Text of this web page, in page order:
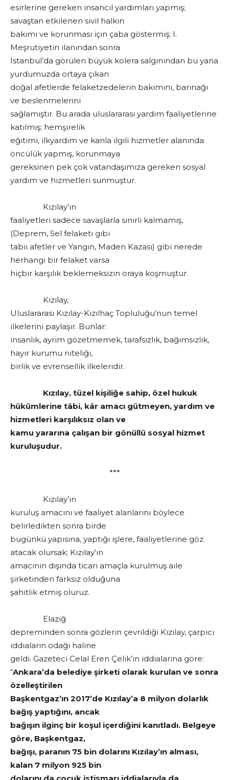
esirlerine gereken insancıl yardımları yapmış;
savaştan etkilenen sivil halkın
bakımı ve korunması için çaba göstermiş; I.
Meşrutiyetin ilanından sonra
İstanbul’da görülen büyük kolera salgınından bu yana
yurdumuzda ortaya çıkan
doğal afetlerde felaketzedelerin bakımını, barınağı
ve beslenmelerini
sağlamıştır. Bu arada uluslararası yardım faaliyetlerine
katılmış; hemşirelik
eğitimi, ilkyardım ve kanla ilgili hizmetler alanında
öncülük yapmış, korunmaya
gereksinen pek çok vatandaşımıza gereken sosyal
yardım ve hizmetleri sunmuştur.
Kızılay’ın
faaliyetleri sadece savaşlarla sınırlı kalmamış,
(Deprem, Sel felaketi gibi
tabii afetler ve Yangın, Maden Kazası) gibi nerede
herhangi bir felaket varsa
hiçbir karşılık beklemeksizin oraya koşmuştur.
Kızılay,
Uluslararası Kızılay-Kızılhaç Topluluğu’nun temel
ilkelerini paylaşır. Bunlar:
insanlık, ayrım gözetmemek, tarafsızlık, bağımsızlık,
hayır kurumu niteliği,
birlik ve evrensellik ilkeleridir.
Kızılay, tüzel kişiliğe sahip, özel hukuk
hükümlerine tâbi, kâr amacı gütmeyen, yardım ve
hizmetleri karşılıksız olan ve
kamu yararına çalışan bir gönüllü sosyal hizmet
kuruluşudur.
***
Kızılay’ın
kuruluş amacını ve faaliyet alanlarını böylece
belirledikten sonra birde
bugünkü yapısına, yaptığı işlere, faaliyetlerine göz
atacak olursak; Kızılay’ın
amacının dışında ticari amaçla kurulmuş aile
şirketinden farksız olduğuna
şahitlik etmiş oluruz.
Elazığ
depreminden sonra gözlerin çevrildiği Kızılay, çarpıcı
iddiaların odağı haline
geldi. Gazeteci Celal Eren Çelik’in iddialarına göre:
“Ankara’da belediye şirketi olarak kurulan ve sonra
özelleştirilen
Başkentgaz’ın 2017’de Kızılay’a 8 milyon dolarlık
bağış yaptığını, ancak
bağışın ilginç bir koşul içerdiğini kanıtladı. Belgeye
göre, Başkentgaz,
bağışı, paranın 75 bin dolarını Kızılay’ın alması,
kalan 7 milyon 925 bin